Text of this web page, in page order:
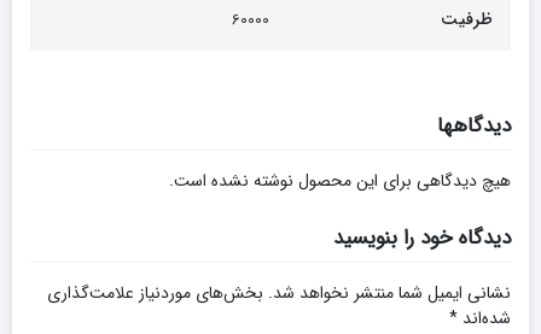
ظرفیت 60000
دیدگاهها
هیچ دیدگاهی برای این محصول نوشته نشده است.
دیدگاه خود را بنویسید
نشانی ایمیل شما منتشر نخواهد شد. بخش‌های موردنیاز علامت‌گذاری
شده‌اند *